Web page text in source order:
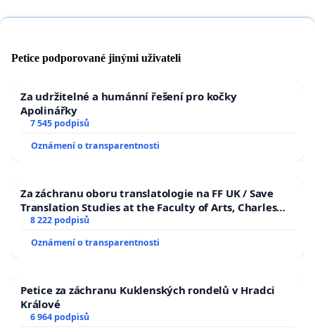
Petice podporované jinými uživateli
Za udržitelné a humánní řešení pro kočky
Apolinářky
7 545 podpisů
Oznámení o transparentnosti
Za záchranu oboru translatologie na FF UK / Save
Translation Studies at the Faculty of Arts, Charles
University
8 222 podpisů
Oznámení o transparentnosti
Petice za záchranu Kuklenských rondelů v Hradci
Králové
6 964 podpisů